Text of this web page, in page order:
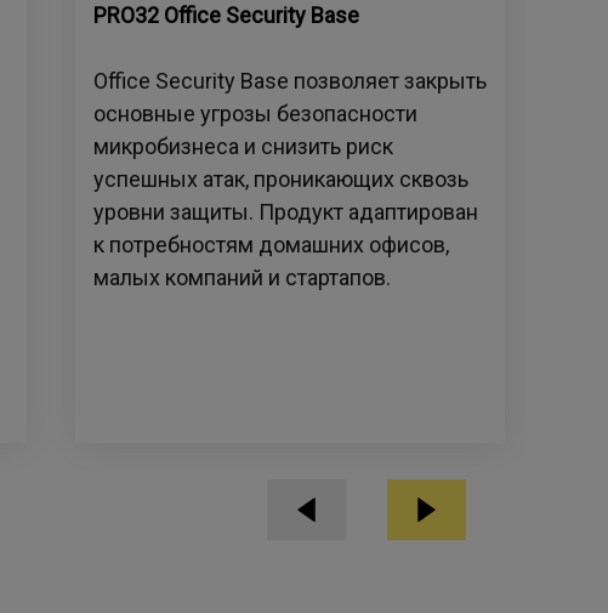
PRO32 Office Security Base
Office Security Base позволяет закрыть
основные угрозы безопасности
микробизнеса и снизить риск
успешных атак, проникающих сквозь
уровни защиты. Продукт адаптирован
к потребностям домашних офисов,
малых компаний и стартапов.